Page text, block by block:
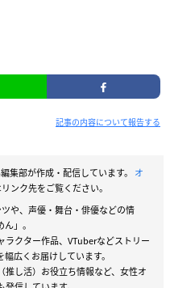
記事の内容について報告する
集部が作成・配信しています。 オ
ンク先をご覧ください。
や、声優・舞台・俳優などの情
」。
クター作品、VTuberなどストリー
広くお届けしています。
し活）お役立ち情報など、女性オ